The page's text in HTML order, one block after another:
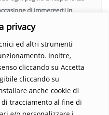
privacy
ed altri strumenti
Inoltre,
cliccando su Accetta
cliccando su
anche cookie di
tracciamento al fine di
di immergerti in
il libro e lascia che la